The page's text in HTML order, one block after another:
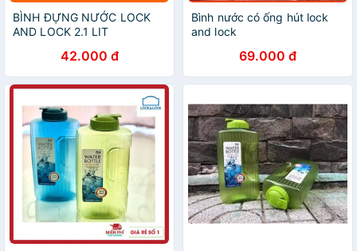
BÌNH ĐỰNG NƯỚC LOCK
AND LOCK 2.1 LIT
42.000 đ
Bình nước có ống hút lock
and lock
69.000 đ